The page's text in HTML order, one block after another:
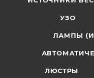
УЗО
ЛАМПЫ
ЛЮСТРЫ